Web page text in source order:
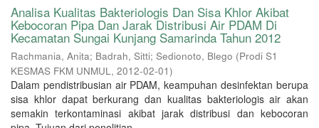
Analisa Kualitas Bakteriologis Dan Sisa Khlor Akibat
Kebocoran Pipa Dan Jarak Distribusi Air PDAM Di
Kecamatan Sungai Kunjang Samarinda Tahun 2012
Rachmania, Anita; Badrah, Sitti; Sedionoto, Blego (Prodi S1
KESMAS FKM UNMUL, 2012-02-01)
Dalam pendistribusian air PDAM, keampuhan desinfektan berupa
sisa khlor dapat berkurang dan kualitas bakteriologis air akan
semakin terkontaminasi akibat jarak distribusi dan kebocoran